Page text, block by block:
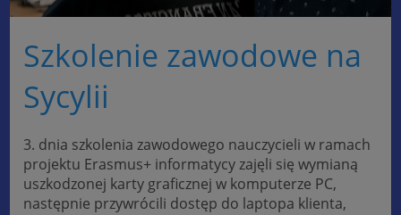
Szkolenie zawodowe na
Sycylii
3. dnia szkolenia zawodowego nauczycieli w ramach
projektu Erasmus+ informatycy zajęli się wymianą
uszkodzonej karty graficznej w komputerze PC,
następnie przywrócili dostęp do laptopa klienta,